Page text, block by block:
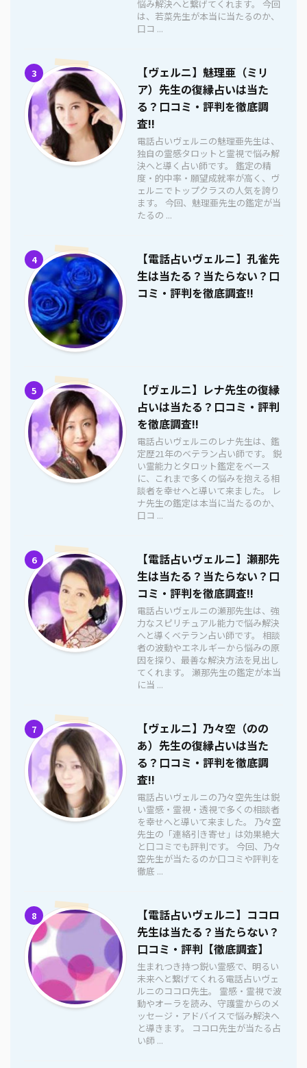
悩み解決へと繋げてくれます。 今回
は、若菜先生が本当に当たるのか、
口コ ...
3
【ヴェルニ】魅理亜（ミリ
ア）先生の復縁占いは当た
る？口コミ・評判を徹底調
査!!
電話占いヴェルニの魅理亜先生は、
独自の霊感タロットと霊視で悩み解
決へと導く占い師です。 鑑定の精
度・的中率・願望成就率が高く、ヴ
ェルニでトップクラスの人気を誇り
ます。 今回、魅理亜先生の鑑定が当
たるの ...
4
【電話占いヴェルニ】孔雀先
生は当たる？当たらない？口
コミ・評判を徹底調査!!
5
【ヴェルニ】レナ先生の復縁
占いは当たる？口コミ・評判
を徹底調査!!
電話占いヴェルニのレナ先生は、鑑
定歴21年のベテラン占い師です。 鋭
い霊能力とタロット鑑定をベース
に、これまで多くの悩みを抱える相
談者を幸せへと導いて来ました。 レ
ナ先生の鑑定は本当に当たるのか、
口コ ...
6
【電話占いヴェルニ】瀬那先
生は当たる？当たらない？口
コミ・評判を徹底調査!!
電話占いヴェルニの瀬那先生は、強
力なスピリチュアル能力で悩み解決
へと導くベテラン占い師です。 相談
者の波動やエネルギーから悩みの原
因を探り、最善な解決方法を見出し
てくれます。 瀬那先生の鑑定が本当
に当 ...
7
【ヴェルニ】乃々空（のの
あ）先生の復縁占いは当た
る？口コミ・評判を徹底調
査!!
電話占いヴェルニの乃々空先生は鋭
い霊感・霊視・透視で多くの相談者
を幸せへと導いて来ました。 乃々空
先生の「連絡引き寄せ」は効果絶大
と口コミでも評判です。 今回、乃々
空先生が当たるのか口コミや評判を
徹底 ...
8
【電話占いヴェルニ】ココロ
先生は当たる？当たらない？
口コミ・評判【徹底調査】
生まれつき持つ鋭い霊感で、明るい
未来へと繋げてくれる電話占いヴェ
ルニのココロ先生。 霊感・霊視で波
動やオーラを読み、守護霊からのメ
ッセージ・アドバイスで悩み解決へ
と導きます。 ココロ先生が当たる占
い師 ...